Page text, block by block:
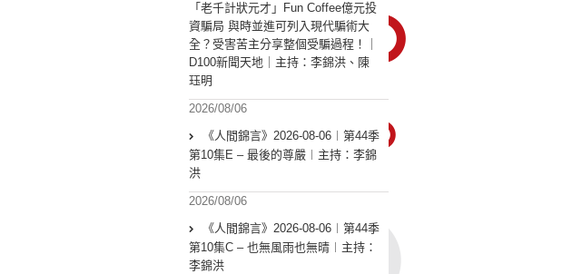
「老千計狀元才」Fun Coffee億元投
資騙局 與時並進可列入現代騙術大
全？受害苦主分享整個受騙過程！｜
D100新聞天地｜主持：李錦洪、陳
珏明
2026/08/06
《人間錦言》2026-08-06︱第44季
第10集E – 最後的尊嚴︱主持：李錦
洪
2026/08/06
《人間錦言》2026-08-06︱第44季
第10集C – 也無風雨也無晴︱主持：
李錦洪